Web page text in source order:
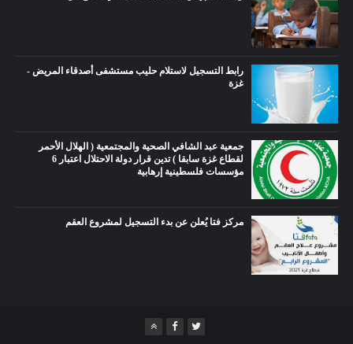
رابط التسجيل لاستلام حليب مستشفى أصدقاء المريض -
غزة
جمعية عبد الشافي الصحية والمجتمعية ( الهلال الأحمر
لقطاع غزة سابقا ) تدين قرار دولة الاحتلال اعتبار 6
مؤسسات فلسطينية إرهابية
مركز فتا يُعلن عن بدء التسجيل لمشروع العقم